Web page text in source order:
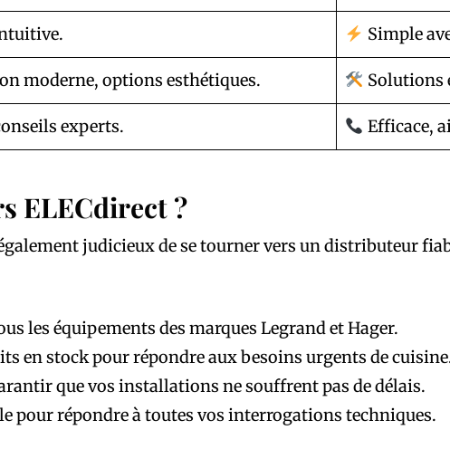
Simple
moderne, options esthétiques. Solutions
experts. Efficace,
ELECdirect ?
judicieux de se tourner vers un distributeur
les équipements des marques Legrand et Hager.
en stock pour répondre aux besoins urgents de
que vos installations ne souffrent pas de délais.
pour répondre à toutes vos interrogations techniques.